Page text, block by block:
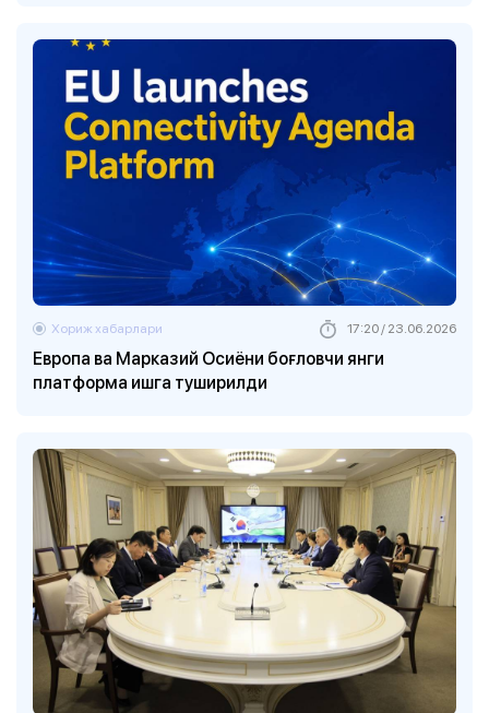
Европа ва Марказий Осиёни боғловчи янги
платформа ишга туширилди
Хориж хабарлари 17:20 / 23.06.2026